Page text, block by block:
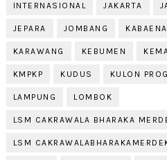
INTERNASIONAL JAKARTA
JEPARA JOMBANG KABAENA
KARAWANG KEBUMEN
KMPKP KUDUS KULON
LAMPUNG LOMBOK
LSM CAKRAWALA BHARAKA
LSM